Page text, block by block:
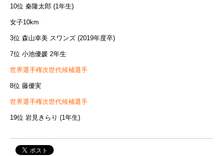
10位 秦隆太郎 (1年生)
女子10km
3位 森山幸美 スワンズ (2019年度卒)
7位 小池優媛 2年生
世界選手権次世代候補選手
8位 藤優実
世界選手権次世代候補選手
19位 岩見きらり (1年生)